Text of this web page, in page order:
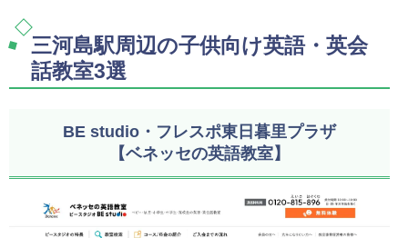
三河島駅周辺の子供向け英語・英会
話教室3選
BE studio・フレスポ東日暮里プラザ
【ベネッセの英語教室】